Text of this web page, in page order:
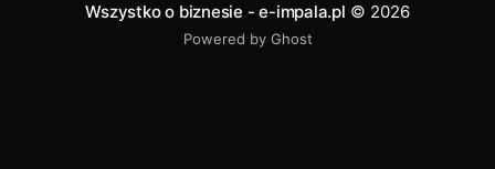
Wszystko o biznesie - e-impala.pl © 2026
Powered by Ghost